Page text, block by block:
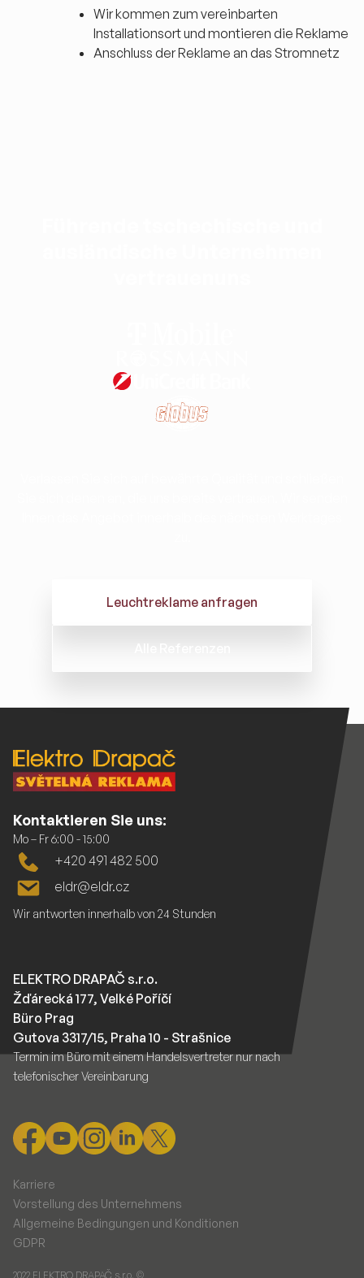
Wir kommen zum vereinbarten
Installationsort und montieren die Reklame
Anschluss der Reklame an das Stromnetz
Leuchtreklame anfragen
ELEKTRO DRAPAČ s.r.o.
Žďárecká 177, Velké Poříčí
Büro Prag
Gutova 3317/15, Praha 10 - Strašnice
Termin im Büro mit einem Handelsvertreter nur nach
telefonischer Vereinbarung
Kontaktieren Sie uns:
Mo – Fr 6:00 - 15:00
+420 491 482 500
eldr@eldr.cz
Wir antworten innerhalb von 24 Stunden
GDPR
Allgemeine Bedingungen und Konditionen
Vorstellung des Unternehmens
Karriere
2022 ELEKTRO DRAPAČ s.r.o. ©